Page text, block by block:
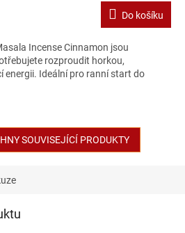
Do košíku
Incense Cinnamon jsou
rozproudit horkou,
energii. Ideální pro ranní start do
SOUVISEJÍCÍ PRODUKTY